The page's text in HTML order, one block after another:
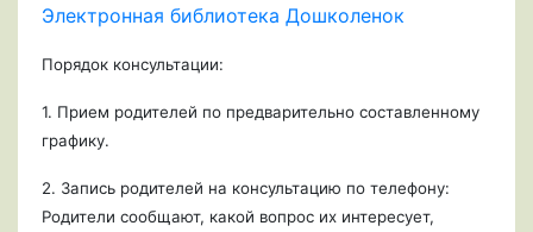
Электронная библиотека Дошколенок
Порядок консультации:
1. Прием родителей по предварительно составленному
графику.
2. Запись родителей на консультацию по телефону:
Родители сообщают, какой вопрос их интересует,